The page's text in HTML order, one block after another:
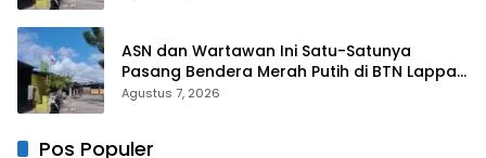
ASN dan Wartawan Ini Satu-Satunya
Pasang Bendera Merah Putih di BTN Lappa
Mas 1 Sinjai
Agustus 7, 2026
Pos Populer